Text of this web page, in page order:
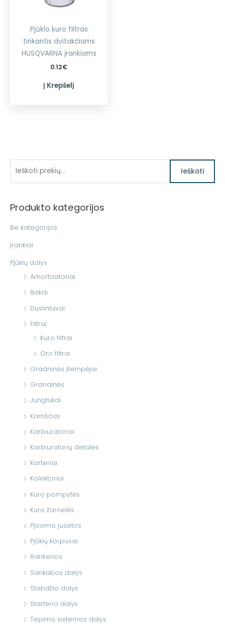
k
i
Ieškoti
Produkto kategorijos
Be kategorijos
Įrankiai
Pjūklų dalys
Amortizatoriai
Bakai
Duslintuvai
Filtrai
Kuro filtrai
Oro filtrai
Gradninės įtempėjai
Grandinės
Jungtukai
Kamščiai
Karbiuratoriai
Karbiuratorių detalės
Karteriai
Kolektoriai
Kuro pompytės
Kuro žarnelės
Pjovimo juostos
Pjūklų korpusai
Rankenos
Sankabos dalys
Stabdžio dalys
Starterio dalys
Tepimo sistemos dalys
Pjūklo kuro filtras
tinkantis dvitakčiams
HUSQVARNA įrankiams
0.12€
Į Krepšelį